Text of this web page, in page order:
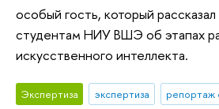
особый гость, который
студентам НИУ ВШЭ об этапах
искусственного интеллекта.
Экспертиза экспертиза репортаж